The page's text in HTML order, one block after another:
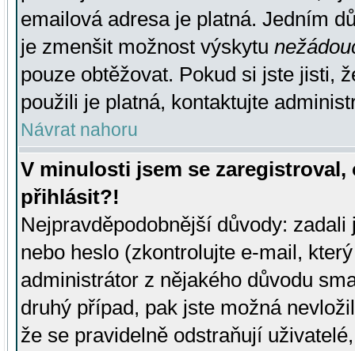
emailová adresa je platná. Jedním
je zmenšit možnost výskytu
pouze obtěžovat. Pokud si jste jisti,
použili je platná, kontaktujte
Návrat nahoru
V minulosti jsem se
přihlásit?!
Nejpravděpodobnější důvody:
nebo heslo (zkontrolujte e-mail,
administrátor z nějakého důvodu
druhý případ, pak jste možná
že se pravidelně odstraňují